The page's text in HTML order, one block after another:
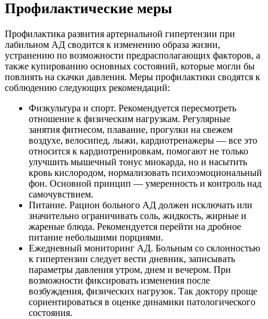
Профилактические меры
Профилактика развития артериальной гипертензии при
лабильном АД сводится к изменению образа жизни,
устранению по возможности предрасполагающих факторов, а
также купированию основных состояний, которые могли бы
повлиять на скачки давления. Меры профилактики сводятся к
соблюдению следующих рекомендаций:
Физкультура и спорт. Рекомендуется пересмотреть
отношение к физическим нагрузкам. Регулярные
занятия фитнесом, плавание, прогулки на свежем
воздухе, велосипед, лыжи, кардиотренажеры — все это
относится к кардиотренировкам, помогают не только
улучшить мышечный тонус миокарда, но и насытить
кровь кислородом, нормализовать психоэмоциональный
фон. Основной принцип — умеренность и контроль над
самочувствием.
Питание. Рацион больного АД должен исключать или
значительно ограничивать соль, жидкость, жирные и
жареные блюда. Рекомендуется перейти на дробное
питание небольшими порциями.
Ежедневный мониторинг АД. Больным со склонностью
к гипертензии следует вести дневник, записывать
параметры давления утром, днем и вечером. При
возможности фиксировать изменения после
возбуждения, физических нагрузок. Так доктору проще
сориентироваться в оценке динамики патологического
состояния.